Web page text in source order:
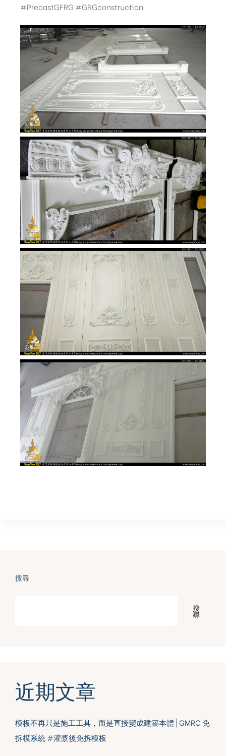
#PrecastGFRG #GRGconstruction
搜尋
搜
尋
近期文章
模板不再只是施工工具，而是直接變成建築本體 | GMRC 免
拆模系統 #灌漿後免拆模板